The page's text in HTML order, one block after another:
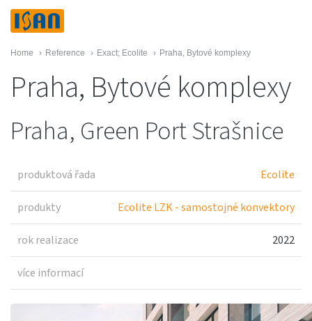
Home › Reference › Exact; Ecolite › Praha, Bytové komplexy
Praha, Bytové komplexy
Praha, Green Port Strašnice
produktová řada Ecolite
produkty Ecolite LZK - samostojné konvektory
rok realizace 2022
více informací